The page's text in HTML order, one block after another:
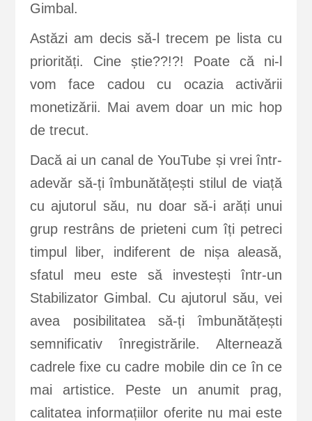
Gimbal.
Astăzi am decis să-l trecem pe lista cu
priorități. Cine știe??!?! Poate că ni-l
vom face cadou cu ocazia activării
monetizării. Mai avem doar un mic hop
de trecut.
Dacă ai un canal de YouTube și vrei într-
adevăr să-ți îmbunătățești stilul de viață
cu ajutorul său, nu doar să-i arăți unui
grup restrâns de prieteni cum îți petreci
timpul liber, indiferent de nișa aleasă,
sfatul meu este să investești într-un
Stabilizator Gimbal. Cu ajutorul său, vei
avea posibilitatea să-ți îmbunătățești
semnificativ înregistrările. Alternează
cadrele fixe cu cadre mobile din ce în ce
mai artistice. Peste un anumit prag,
calitatea informațiilor oferite nu mai este